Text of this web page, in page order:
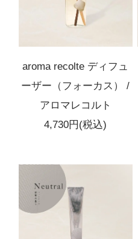
aroma recolte ディフュ
ーザー（フォーカス） /
アロマレコルト
4,730円(税込)
在庫：100
5,500円(税込)
在庫：100